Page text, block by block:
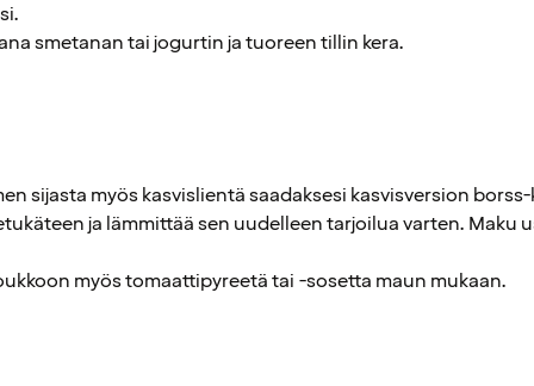
smetanan tai jogurtin ja tuoreen tillin kera.
sijasta myös kasvislientä saadaksesi kasvisversion
ja lämmittää sen uudelleen tarjoilua varten. Maku
myös tomaattipyreetä tai -sosetta maun mukaan.